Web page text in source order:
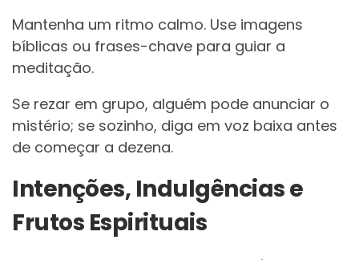
Mantenha um ritmo calmo. Use imagens
bíblicas ou frases-chave para guiar a
meditação.
Se rezar em grupo, alguém pode anunciar o
mistério; se sozinho, diga em voz baixa antes
de começar a dezena.
Intenções, Indulgências e
Frutos Espirituais